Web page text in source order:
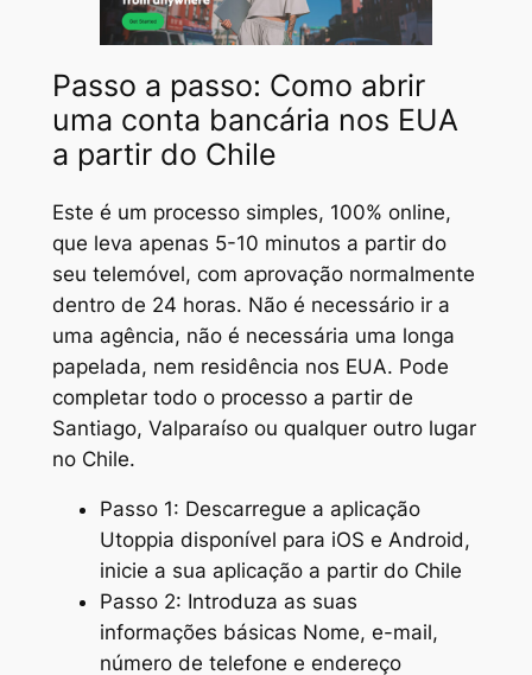
Passo a passo: Como abrir
uma conta bancária nos EUA
a partir do Chile
Este é um processo simples, 100% online,
que leva apenas 5-10 minutos a partir do
seu telemóvel, com aprovação normalmente
dentro de 24 horas. Não é necessário ir a
uma agência, não é necessária uma longa
papelada, nem residência nos EUA. Pode
completar todo o processo a partir de
Santiago, Valparaíso ou qualquer outro lugar
no Chile.
Passo 1: Descarregue a aplicação
Utoppia disponível para iOS e Android,
inicie a sua aplicação a partir do Chile
Passo 2: Introduza as suas
informações básicas Nome, e-mail,
número de telefone e endereço